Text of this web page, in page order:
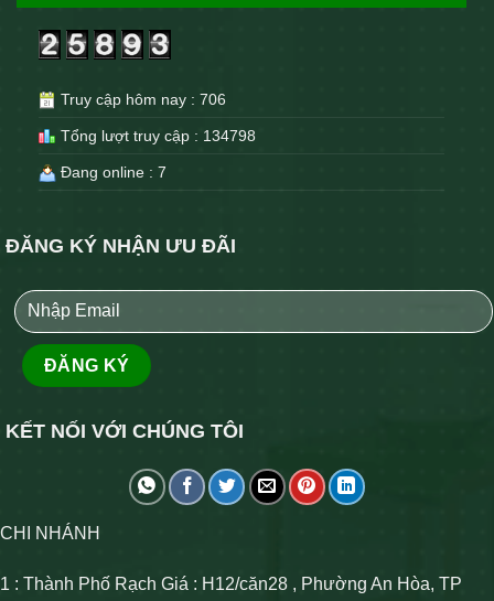
Truy cập hôm nay : 706
Tổng lượt truy cập : 134798
Đang online : 7
ĐĂNG KÝ NHẬN ƯU ĐÃI
KẾT NỐI VỚI CHÚNG TÔI
CHI NHÁNH
1 : Thành Phố Rạch Giá : H12/căn28 , Phường An Hòa, TP